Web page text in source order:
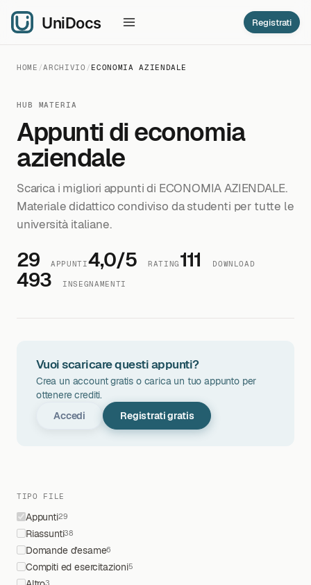
Registrati
HOME /ARCHIVIO / ECONOMIA AZIENDALE
HUB MATERIA
Appunti di economia
aziendale
Scarica i migliori appunti di ECONOMIA AZIENDALE.
Materiale didattico condiviso da studenti per tutte le
università italiane.
29 APPUNTI4,0/5 RATING 111 DOWNLOAD
493 INSEGNAMENTI
Vuoi scaricare questi appunti?
Crea un account gratis o carica un tuo appunto per
ottenere crediti.
Accedi
Registrati gratis
TIPO FILE
Appunti29
Riassunti38
Domande d'esame6
Compiti ed esercitazioni5
3